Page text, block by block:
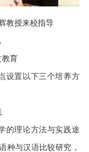
教授来校指导
教育
设置以下三个培养方
的理论方法与实践途
种与汉语比较研究，